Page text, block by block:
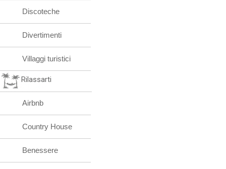
Discoteche
Divertimenti
Villaggi turistici
Rilassarti
Airbnb
Country House
Benessere